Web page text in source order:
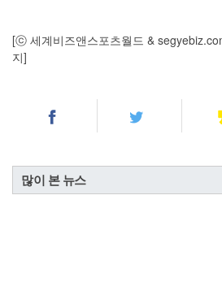
[ⓒ 세계비즈앤스포츠월드 &
지]
많이 본 뉴스